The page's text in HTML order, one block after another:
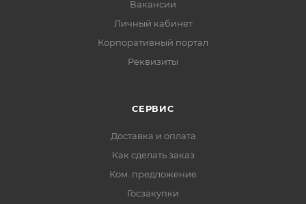
Вакансии
Личный кабинет
Корпоративный портал
Реквизиты
СЕРВИС
Доставка и оплата
Как сделать заказ
Ком. предложение
Госзакупки